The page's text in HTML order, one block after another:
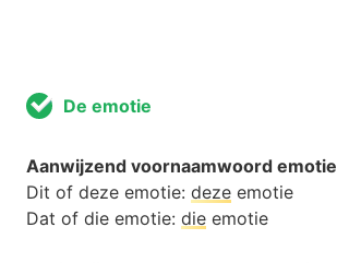
De emotie
Aanwijzend voornaamwoord emotie
Dit of deze emotie: deze emotie
Dat of die emotie: die emotie